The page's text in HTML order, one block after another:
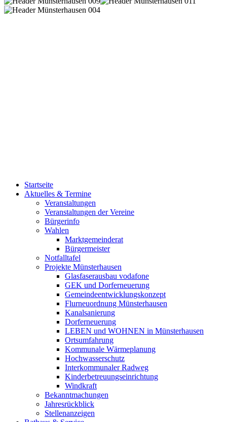
Startseite
Aktuelles & Termine
Veranstaltungen
Veranstaltungen der Vereine
Bürgerinfo
Wahlen
Marktgemeinderat
Bürgermeister
Notfalltafel
Projekte Münsterhausen
Glasfaserausbau vodafone
GEK und Dorferneuerung
Gemeindeentwicklungskonzept
Flurneuordnung Münsterhausen
Kanalsanierung
Dorferneuerung
LEBEN und WOHNEN in Münsterhausen
Ortsumfahrung
Kommunale Wärmeplanung
Hochwasserschutz
Interkommunaler Radweg
Kinderbetreuungseinrichtung
Windkraft
Bekanntmachungen
Jahresrückblick
Stellenanzeigen